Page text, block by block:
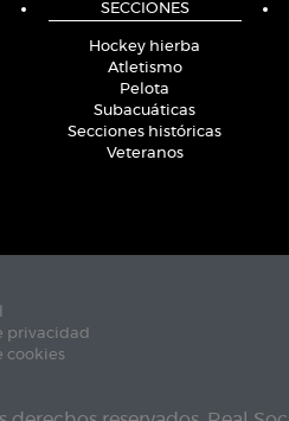
SECCIONES
Hockey hierba
Atletismo
Pelota
Subacuáticas
Secciones históricas
Veteranos
privacidad
cookies